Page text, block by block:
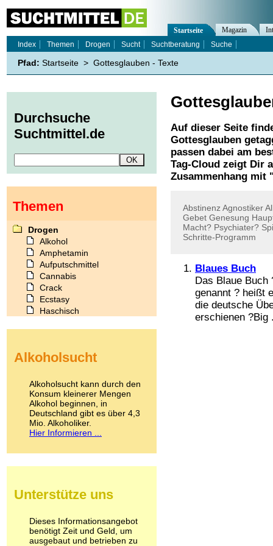
Auf dieser Seite
Gottesglauben
passen dabei am
Tag-Cloud zeigt Dir
Zusammenhang mit
Abstinenz Agnostiker
Gebet Genesung
Macht? Psychiater?
Schritte-Programm
Blaues Buch
Das Blaue Buch
genannt ? heißt
die deutsche
erschienen ?Big
Startseite Magazin
Index
Themen Drogen Sucht Suchtberatung Suche
Pfad: Startseite > Gottesglauben - Texte
Durchsuche
Suchtmittel.de
Themen
Drogen
Alkohol
Amphetamin
Aufputschmittel
Cannabis
Crack
Ecstasy
Haschisch
Kokain
LSD
Marihuana
Medikamente
Meskalin
Metamphetamin
Methadon
Pilze
Psychopharmaka
Schlafmittel
Schmerzmittel
Alkoholsucht
Alkoholsucht kann durch den
Konsum kleinerer Mengen
Alkohol beginnen, in
Deutschland gibt es über 4,3
Mio. Alkoholiker.
Hier Informieren ...
Unterstütze uns
Dieses Informationsangebot
benötigt Zeit und Geld, um
ausgebaut und betrieben zu